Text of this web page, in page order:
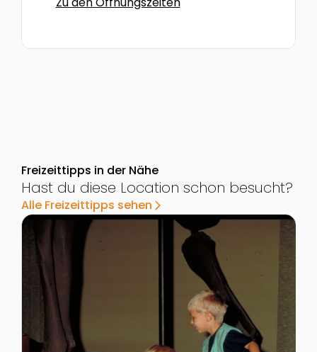
Freizeittipps in der Nähe
Hast du diese Location schon besucht?
Alle Freizeittipps sehen arrow_forward_ios
Zur Detailseite von Kids & Co im Naturhistorischen